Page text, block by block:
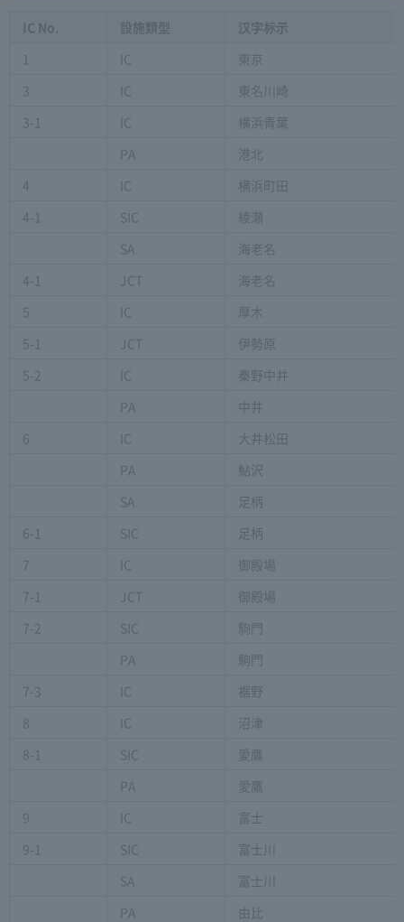
1
IC
東京
3
IC
東名川崎
3-1
IC
横浜青葉
PA
港北
4
IC
横浜町田
4-1
SIC
綾瀬
SA
海老名
4-1
JCT
海老名
5
IC
厚木
5-1
JCT
伊勢原
5-2
IC
秦野中井
PA
中井
6
IC
大井松田
PA
鮎沢
SA
足柄
6-1
SIC
足柄
7
IC
御殿場
7-1
JCT
御殿場
7-2
SIC
駒門
PA
駒門
7-3
IC
裾野
8
IC
沼津
8-1
SIC
愛鷹
PA
愛鷹
9
IC
富士
9-1
SIC
富士川
SA
富士川
PA
由比